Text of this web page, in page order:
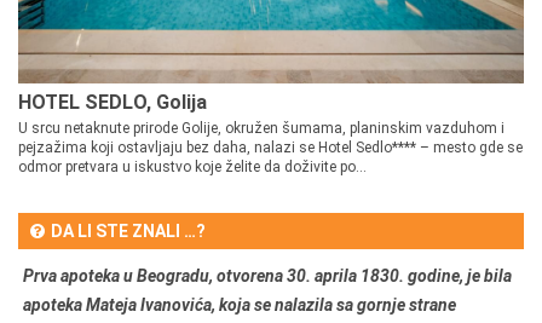
HOTEL SEDLO, Golija
U srcu netaknute prirode Golije, okružen šumama, planinskim vazduhom i
pejzažima koji ostavljaju bez daha, nalazi se Hotel Sedlo**** – mesto gde se
odmor pretvara u iskustvo koje želite da doživite po...
DA LI STE ZNALI …?
Prva apoteka u Beogradu, otvorena 30. aprila 1830. godine, je bila
apoteka Mateja Ivanovića, koja se nalazila sa gornje strane